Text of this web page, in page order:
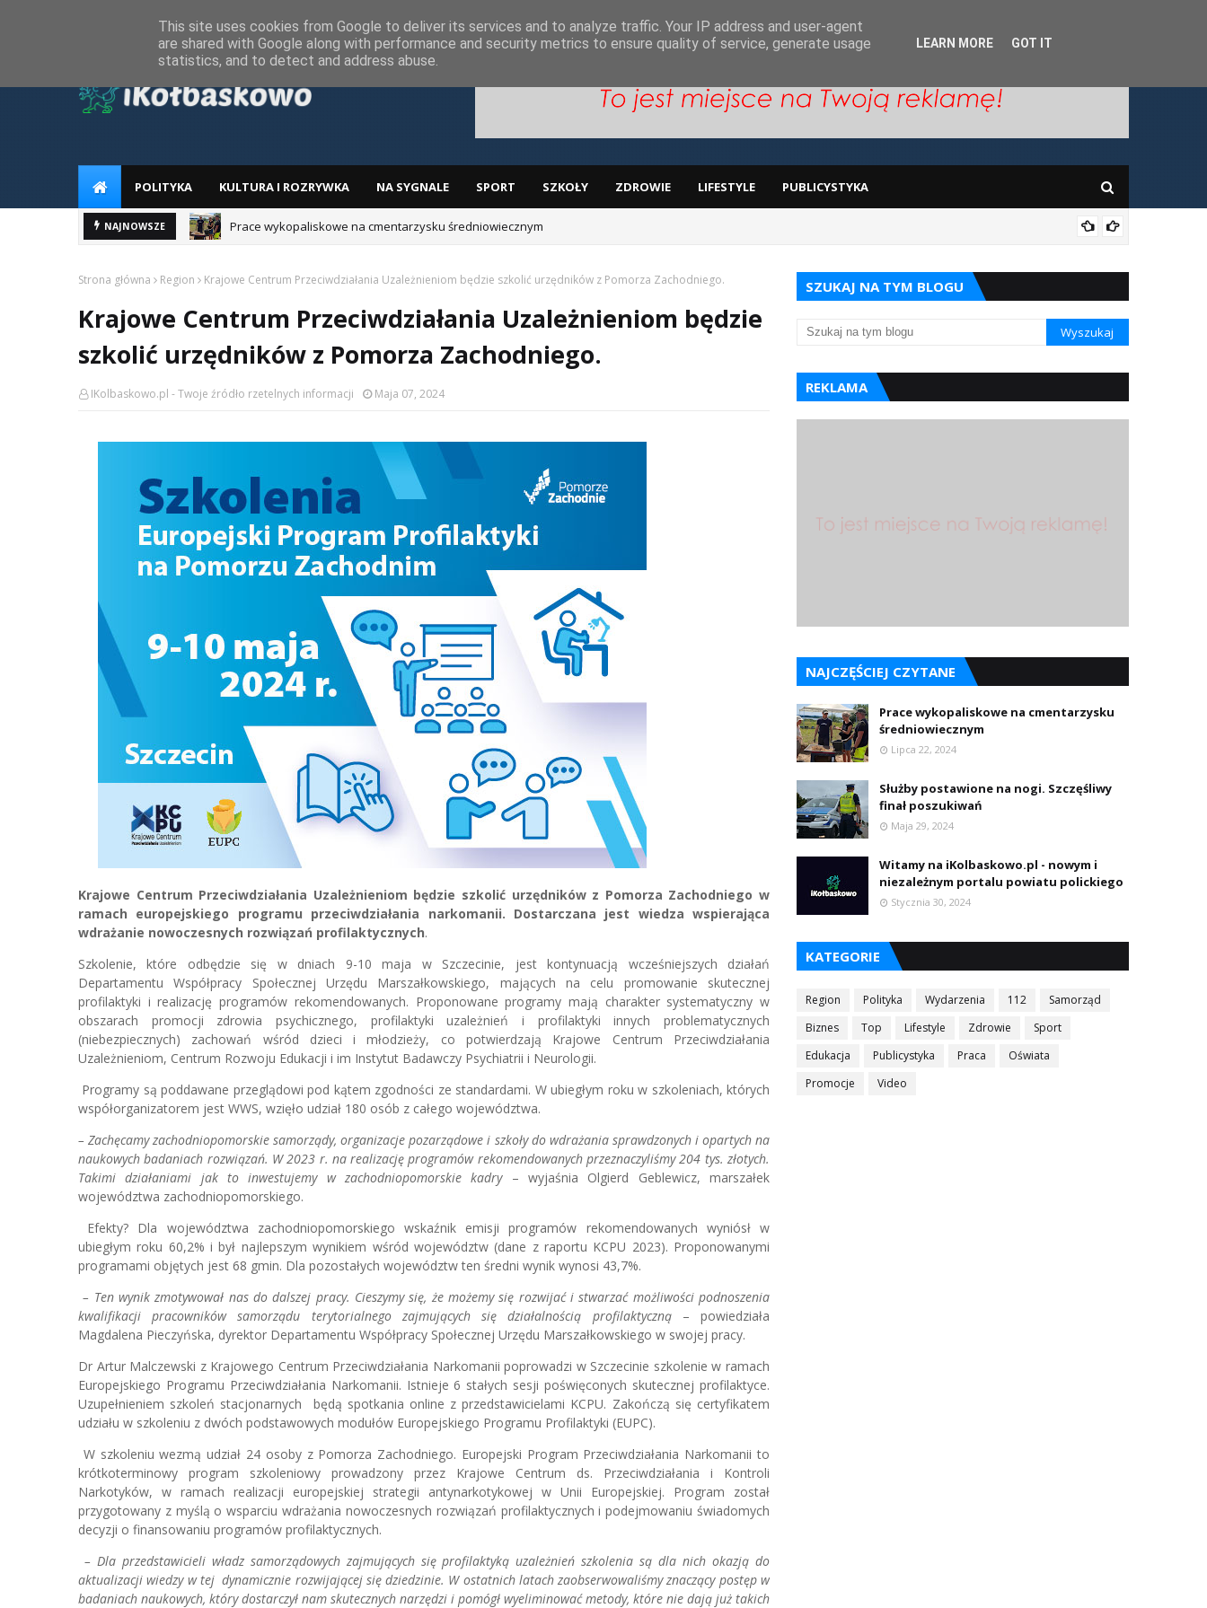
POLITYKA KULTURA I ROZRYWKA NA SYGNALE SPORT SZKOŁY ZDROWIE LIFESTYLE PUBLICYSTYKA
NAJNOWSZE Prace wykopaliskowe na cmentarzysku średniowiecznym
Strona główna Region Krajowe Centrum Przeciwdziałania Uzależnieniom będzie szkolić urzędników z Pomorza Zachodniego.
Krajowe Centrum Przeciwdziałania Uzależnieniom będzie
szkolić urzędników z Pomorza Zachodniego.
IKolbaskowo.pl - Twoje źródło rzetelnych informacji Maja 07, 2024
Krajowe Centrum Przeciwdziałania Uzależnieniom będzie szkolić urzędników z Pomorza Zachodniego w
ramach europejskiego programu przeciwdziałania narkomanii. Dostarczana jest wiedza wspierająca
wdrażanie nowoczesnych rozwiązań profilaktycznych.
Szkolenie, które odbędzie się w dniach 9-10 maja w Szczecinie, jest kontynuacją wcześniejszych działań
Departamentu Współpracy Społecznej Urzędu Marszałkowskiego, mających na celu promowanie skutecznej
profilaktyki i realizację programów rekomendowanych. Proponowane programy mają charakter systematyczny w
obszarach promocji zdrowia psychicznego, profilaktyki uzależnień i profilaktyki innych problematycznych
(niebezpiecznych) zachowań wśród dzieci i młodzieży, co potwierdzają Krajowe Centrum Przeciwdziałania
Uzależnieniom, Centrum Rozwoju Edukacji i im Instytut Badawczy Psychiatrii i Neurologii.
Programy są poddawane przeglądowi pod kątem zgodności ze standardami. W ubiegłym roku w szkoleniach, których
współorganizatorem jest WWS, wzięło udział 180 osób z całego województwa.
– Zachęcamy zachodniopomorskie samorządy, organizacje pozarządowe i szkoły do wdrażania sprawdzonych i opartych na
naukowych badaniach rozwiązań. W 2023 r. na realizację programów rekomendowanych przeznaczyliśmy 204 tys. złotych.
Takimi działaniami jak to inwestujemy w zachodniopomorskie kadry – wyjaśnia Olgierd Geblewicz, marszałek
województwa zachodniopomorskiego.
Efekty? Dla województwa zachodniopomorskiego wskaźnik emisji programów rekomendowanych wyniósł w
ubiegłym roku 60,2% i był najlepszym wynikiem wśród województw (dane z raportu KCPU 2023). Proponowanymi
programami objętych jest 68 gmin. Dla pozostałych województw ten średni wynik wynosi 43,7%.
– Ten wynik zmotywował nas do dalszej pracy. Cieszymy się, że możemy się rozwijać i stwarzać możliwości podnoszenia
kwalifikacji pracowników samorządu terytorialnego zajmujących się działalnością profilaktyczną – powiedziała
Magdalena Pieczyńska, dyrektor Departamentu Współpracy Społecznej Urzędu Marszałkowskiego w swojej pracy.
Dr Artur Malczewski z Krajowego Centrum Przeciwdziałania Narkomanii poprowadzi w Szczecinie szkolenie w ramach
Europejskiego Programu Przeciwdziałania Narkomanii. Istnieje 6 stałych sesji poświęconych skutecznej profilaktyce.
Uzupełnieniem szkoleń stacjonarnych będą spotkania online z przedstawicielami KCPU. Zakończą się certyfikatem
udziału w szkoleniu z dwóch podstawowych modułów Europejskiego Programu Profilaktyki (EUPC).
W szkoleniu wezmą udział 24 osoby z Pomorza Zachodniego. Europejski Program Przeciwdziałania Narkomanii to
krótkoterminowy program szkoleniowy prowadzony przez Krajowe Centrum ds. Przeciwdziałania i Kontroli
Narkotyków, w ramach realizacji europejskiej strategii antynarkotykowej w Unii Europejskiej. Program został
przygotowany z myślą o wsparciu wdrażania nowoczesnych rozwiązań profilaktycznych i podejmowaniu świadomych
decyzji o finansowaniu programów profilaktycznych.
– Dla przedstawicieli władz samorządowych zajmujących się profilaktyką uzależnień szkolenia są dla nich okazją do
aktualizacji wiedzy w tej dynamicznie rozwijającej się dziedzinie. W ostatnich latach zaobserwowaliśmy znaczący postęp w
badaniach naukowych, który dostarczył nam skutecznych narzędzi i pomógł wyeliminować metody, które nie dają już takich
SZUKAJ NA TYM BLOGU
REKLAMA
NAJCZĘŚCIEJ CZYTANE
Prace wykopaliskowe na cmentarzysku
średniowiecznym
Lipca 22, 2024
Służby postawione na nogi. Szczęśliwy
finał poszukiwań
Maja 29, 2024
Witamy na iKolbaskowo.pl - nowym i
niezależnym portalu powiatu polickiego
Stycznia 30, 2024
KATEGORIE
Region Polityka Wydarzenia 112
Samorząd
Biznes
Top Lifestyle Zdrowie
Sport
Edukacja
Publicystyka Praca
Oświata
Promocje
Video
This site uses cookies from Google to deliver its services and to analyze traffic. Your IP address and user-agent
are shared with Google along with performance and security metrics to ensure quality of service, generate usage
statistics, and to detect and address abuse.
LEARN MORE GOT IT